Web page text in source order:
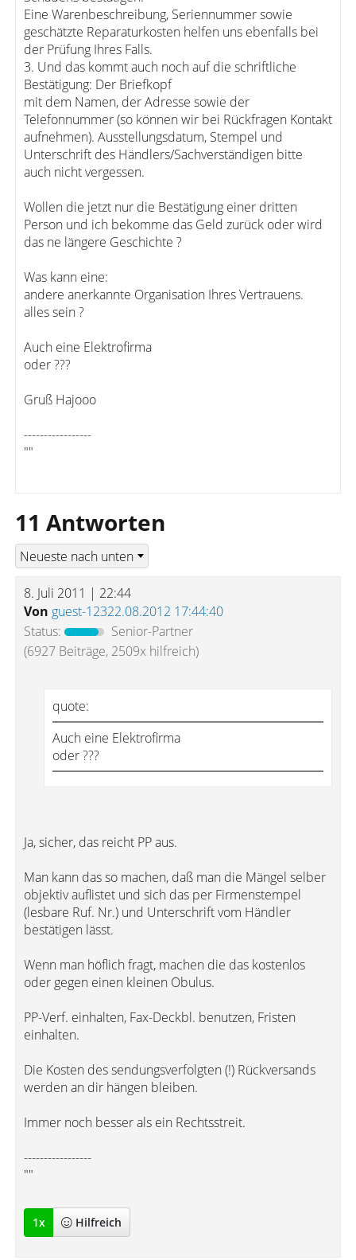
Eine Warenbeschreibung, Seriennummer sowie
geschätzte Reparaturkosten helfen uns ebenfalls bei
der Prüfung Ihres Falls.
3. Und das kommt auch noch auf die schriftliche
Bestätigung: Der Briefkopf
mit dem Namen, der Adresse sowie der
Telefonnummer (so können wir bei Rückfragen Kontakt
aufnehmen). Ausstellungsdatum, Stempel und
Unterschrift des Händlers/Sachverständigen bitte
auch nicht vergessen.
Wollen die jetzt nur die Bestätigung einer dritten
Person und ich bekomme das Geld zurück oder wird
das ne längere Geschichte ?
Was kann eine:
andere anerkannte Organisation Ihres Vertrauens.
alles sein ?
Auch eine Elektrofirma
oder ???
Gruß Hajooo
-----------------
""
11 Antworten
8. Juli 2011 | 22:44
Von guest-12322.08.2012 17:44:40
Status:
Senior-Partner
(6927 Beiträge, 2509x hilfreich)
quote:
Auch eine Elektrofirma
oder ???
Ja, sicher, das reicht PP aus.
Man kann das so machen, daß man die Mängel selber
objektiv auflistet und sich das per Firmenstempel
(lesbare Ruf. Nr.) und Unterschrift vom Händler
bestätigen lässt.
Wenn man höflich fragt, machen die das kostenlos
oder gegen einen kleinen Obulus.
PP-Verf. einhalten, Fax-Deckbl. benutzen, Fristen
einhalten.
Die Kosten des sendungsverfolgten (!) Rückversands
werden an dir hängen bleiben.
Immer noch besser als ein Rechtsstreit.
-----------------
""
1x Hilfreich